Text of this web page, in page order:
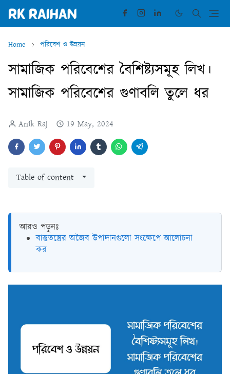
Home পরিবেশ ও উন্নয়ন
সামাজিক পরিবেশের বৈশিষ্ট্যসমূহ লিখ।
সামাজিক পরিবেশের গুণাবলি তুলে ধর
Anik Raj 19 May, 2024
Table of content
আরও পড়ুনঃ
বাস্তুতন্ত্রের অজৈব উপাদানগুলো সংক্ষেপে আলোচনা
কর